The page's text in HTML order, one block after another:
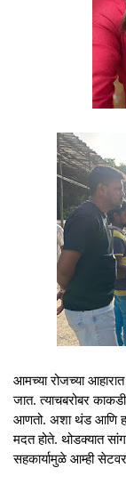
आमच्या रोजच्या
जात. त्याचबरोबर
आणतो. अशा थंड आणि
मदत होते. थोडक्यात
सहकार्यामुळे आम्ही